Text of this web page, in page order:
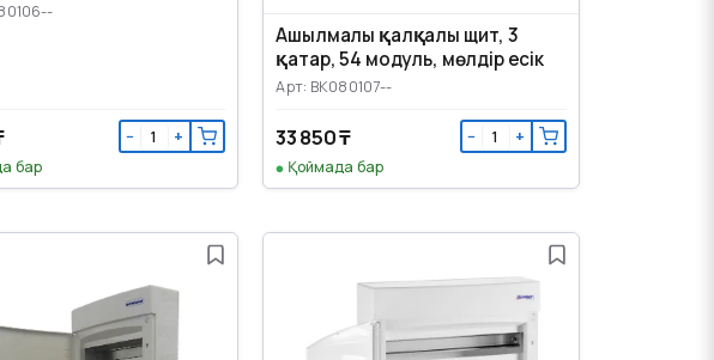
− +
бар
Ашылмалы қалқалы щит, 3
қатар, 54 модуль, мөлдір есік
Арт: BK080107--
33 850 ₸ − +
Қоймада бар